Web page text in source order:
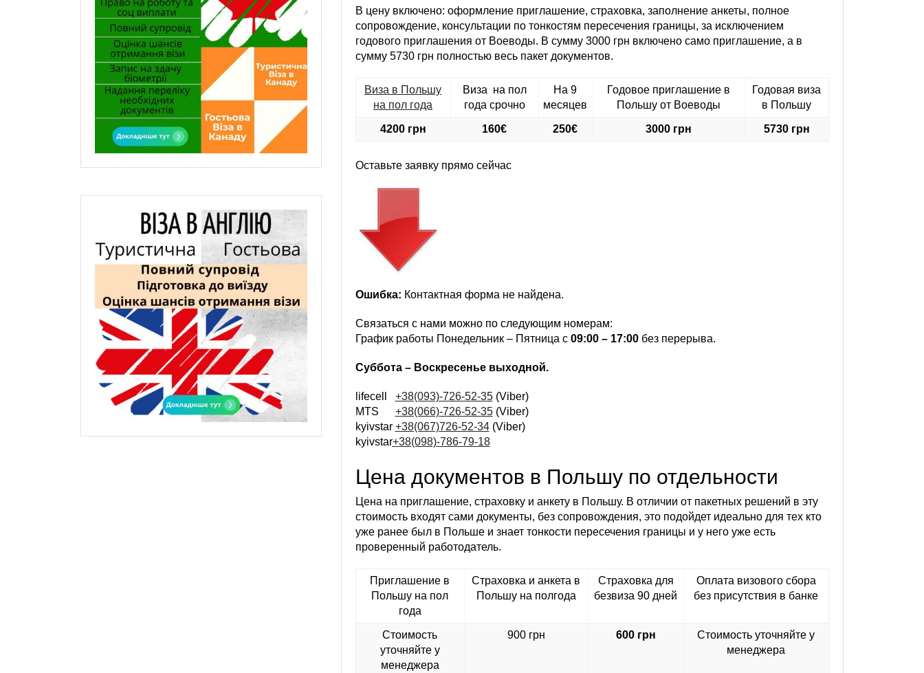
В цену включено: оформление приглашение, страховка, заполнение анкеты, полное
сопровождение, консультации по тонкостям пересечения границы, за исключением
годового приглашения от Воеводы. В сумму 3000 грн включено само приглашение, а в
сумму 5730 грн полностью весь пакет документов.
Виза в Польшу
на пол года
Виза на пол
года срочно
На 9
месяцев
Годовое приглашение в
Польшу от Воеводы
Годовая виза
в Польшу
4200 грн 160€ 250€ 3000 грн 5730 грн
Оставьте заявку прямо сейчас
Ошибка: Контактная форма не найдена.
Связаться с нами можно по следующим номерам:
График работы Понедельник – Пятница с 09:00 – 17:00без перерыва.
Суббота – Воскресенье выходной.
lifecell +38(093)-726-52-35(Viber)
MTS +38(066)-726-52-35(Viber)
kyivstar +38(067)726-52-34(Viber)
kyivstar+38(098)-786-79-18
Цена документов в Польшу по отдельности
Цена на приглашение, страховку и анкету в Польшу. В отличии от пакетных решений в эту
стоимость входят сами документы, без сопровождения, это подойдет идеально для тех кто
уже ранее был в Польше и знает тонкости пересечения границы и у него уже есть
проверенный работодатель.
Приглашение в
Польшу на пол
года
Страховка и анкета в
Польшу на полгода
Страховка для
безвиза 90 дней
Оплата визового сбора
без присутствия в банке
Стоимость
уточняйте у
менеджера
900 грн 600 грн
Стоимость уточняйте у
менеджера